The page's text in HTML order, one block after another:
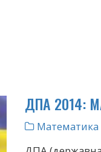
ДПА 2014:
Математика